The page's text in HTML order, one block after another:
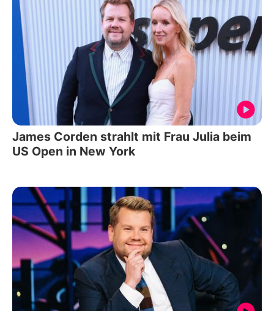
James Corden strahlt mit Frau Julia beim
US Open in New York